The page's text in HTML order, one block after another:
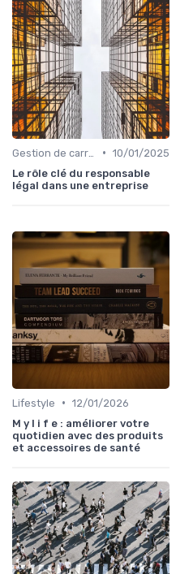
• 10/01/2025
Le rôle clé du responsable
légal dans une entreprise
Lifestyle • 12/01/2026
M y l i f e : améliorer votre
quotidien avec des produits
et accessoires de santé